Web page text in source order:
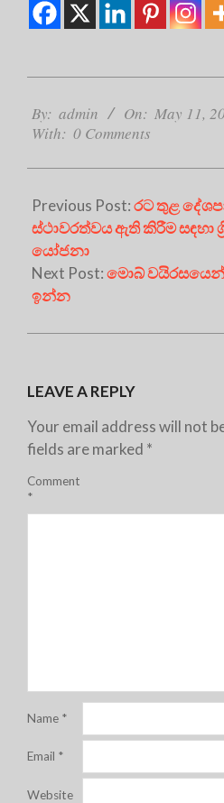
05-
11
By: admin On: May 11,
With: 0 Comments
Previous Post:රට තුළ
ස්ථාවරත්වය ඇති කිරීම සඳහා
යෝජනා
Next Post:මොබ්
ඉන්න
LEAVE A REPLY
Your email address will not
fields are marked *
Comment
*
Name *
Email *
Website